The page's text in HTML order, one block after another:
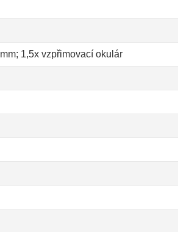
1,5x vzpřimovací okulár